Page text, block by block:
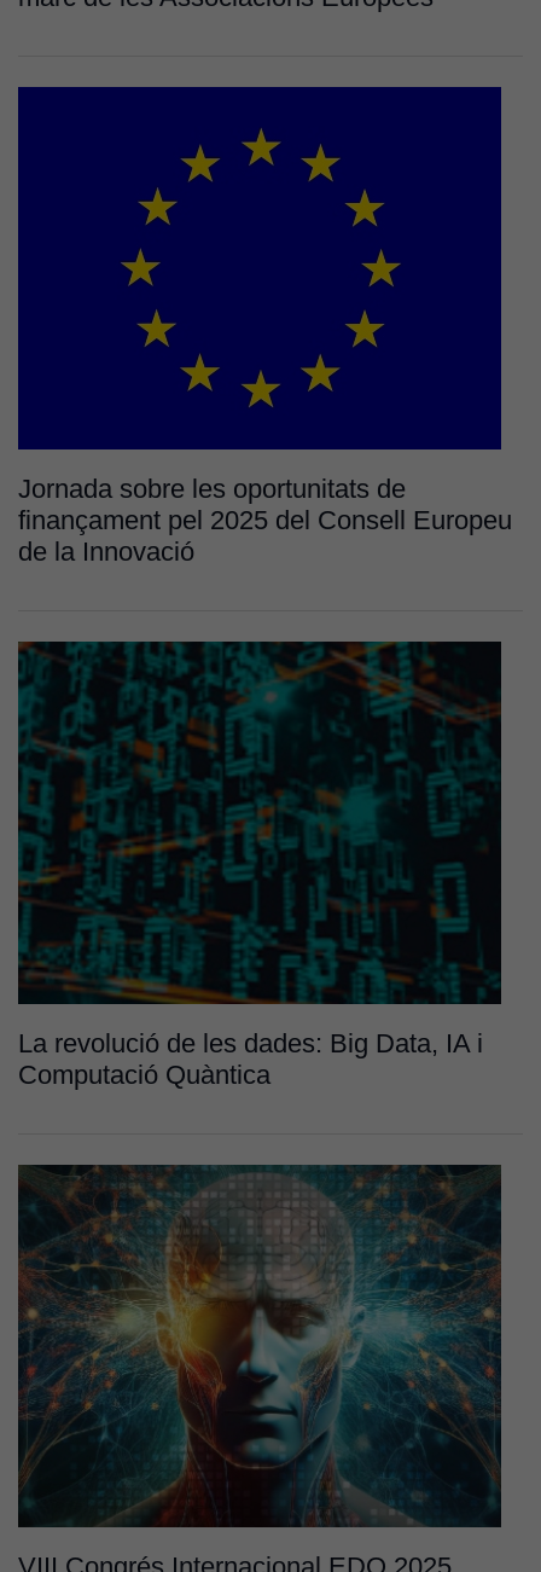
Jornada sobre les oportunitats de
finançament pel 2025 del Consell Europeu
de la Innovació
La revolució de les dades: Big Data, IA i
Computació Quàntica
Cookies
nostre lloc web
rendiment
possible durant
la vostra visita.
Si rebutgeu
aquestes
cookies,
algunes
funcionalitats
desapareixeran
Cookies de
màrqueting
amb els
interessos de
l'usuari, bé
directament,
bé per mitjà
de tercers
(“adservers”).
Compartir els
vostres
interessos i
comportament
mentre
navegueu,
contingut i
continguts
incrustats com
YouTube,
Genially, etc...